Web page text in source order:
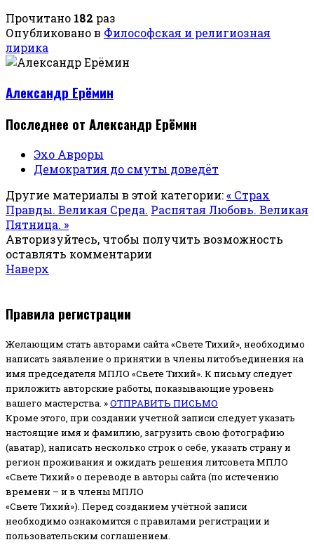
Прочитано 182 раз
Опубликовано в Философская и религиозная
лирика
Александр Ерёмин
Последнее от Александр Ерёмин
Эхо Авроры
Демократия до смуты доведёт
Другие материалы в этой категории:« Страх
Правды. Великая Среда. Распятая Любовь. Великая
Пятница. »
Авторизуйтесь, чтобы получить возможность
оставлять комментарии
Наверх
Правила регистрации
Желающим стать авторами сайта «Свете Тихий», необходимо
написать заявление о принятии в члены литобъединения на
имя председателя МПЛО «Свете Тихий». К письму следует
приложить авторские работы, показывающие уровень
вашего мастерства. »ОТПРАВИТЬ ПИСЬМО
Кроме этого, при создании учетной записи следует указать
настоящие имя и фамилию, загрузить свою фотографию
(аватар), написать несколько строк о себе, указать страну и
регион проживания и ожидать решения литсовета МПЛО
«Свете Тихий» о переводе в авторы сайта (по истечению
времени – и в члены МПЛО
«Свете Тихий»). Перед созданием учётной записи
необходимо ознакомится с правилами регистрации и
пользовательским соглашением.